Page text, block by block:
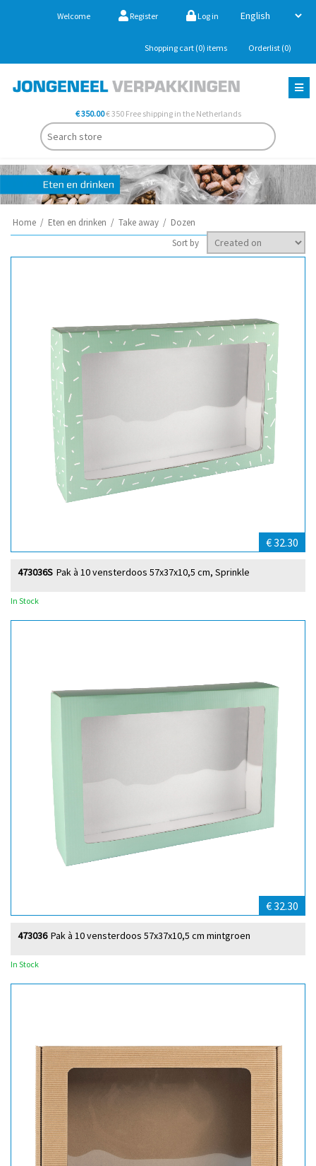
Welcome Register Log in
Shopping cart (0) items Orderlist (0)
€ 350.00€ 350 Free shipping in the Netherlands
Home / Eten en drinken / Take away / Dozen
Sort by
€ 32.30
Pak à 10 vensterdoos 57x37x10,5 cm, Sprinkle
473036S
In Stock
€ 32.30
Pak à 10 vensterdoos 57x37x10,5 cm mintgroen
473036
In Stock